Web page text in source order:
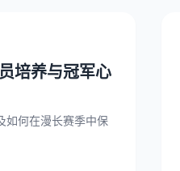
培养与冠军心
如何在漫长赛季中保